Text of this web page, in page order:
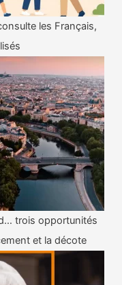
les Français,
trois opportunités
et la décote